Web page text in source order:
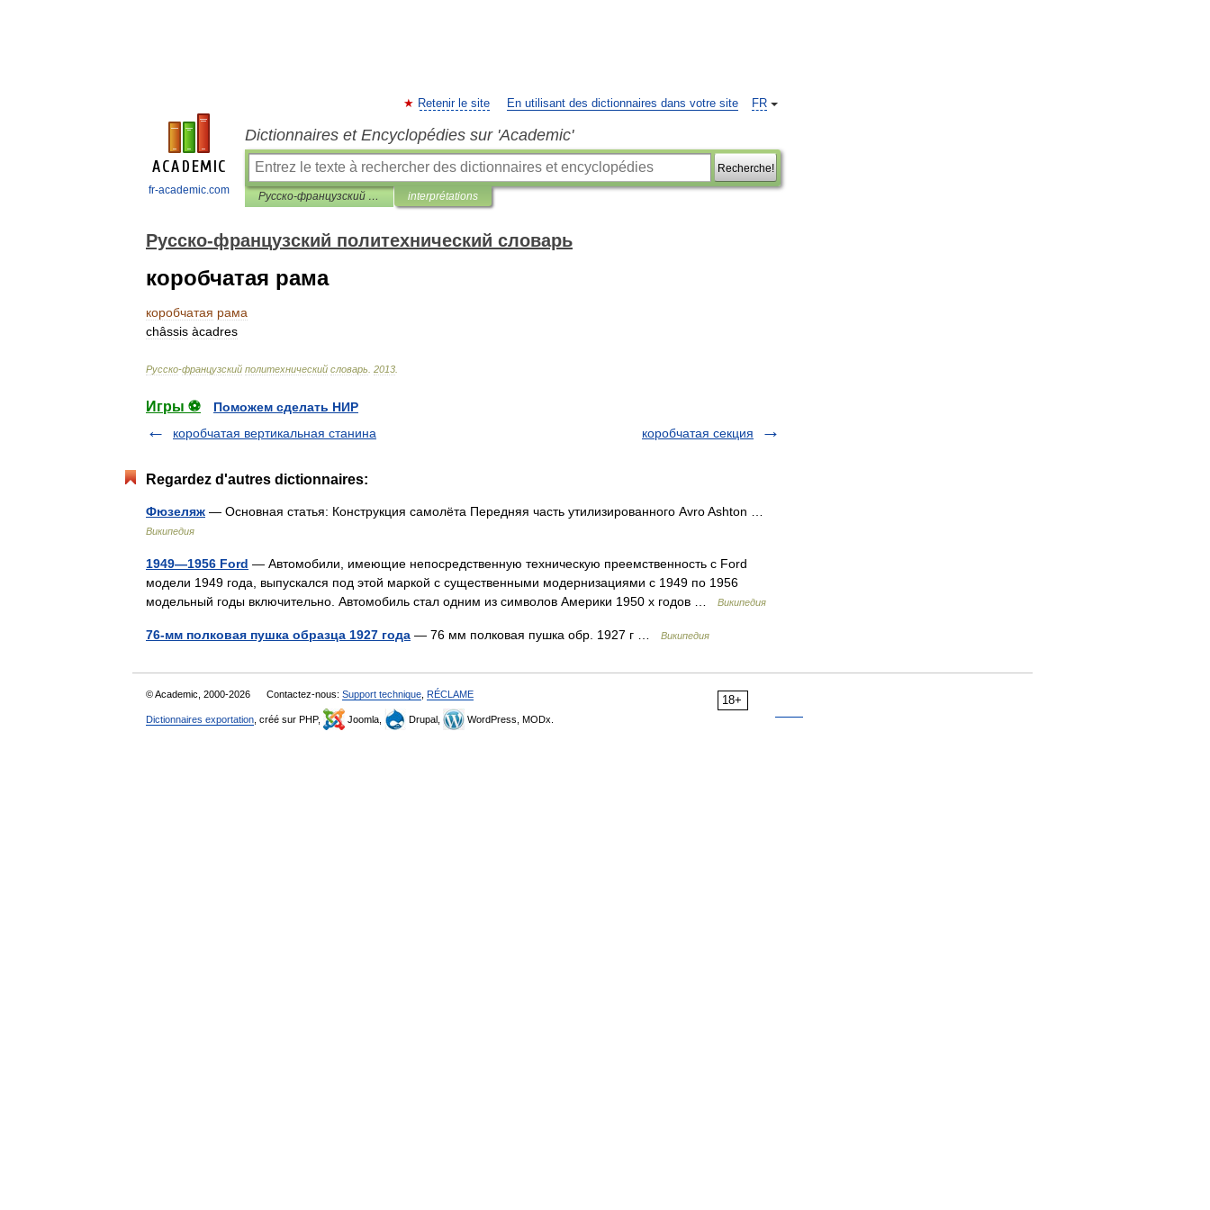
fr-academic.com
FR
Retenir le site En utilisant des dictionnaires dans votre site
Dictionnaires et Encyclopédies sur 'Academic'
Recherche!
Русско-французский политехнический словарь interprétations
Русско-французский политехнический словарь
коробчатая рама
коробчатая рама
châssis àcadres
Русско-французский политехнический словарь 2013
Игры ⚽
Поможем сделать НИР
коробчатая вертикальная станина
коробчатая секция
Regardez d'autres dictionnaires:
Фюзеляж — Основная статья: Конструкция самолёта Передняя часть утилизированного Avro Ashton …
Википедия
1949—1956 Ford — Автомобили, имеющие непосредственную техническую преемственность с Ford
модели 1949 года, выпускался под этой маркой с существенными модернизациями с 1949 по 1956
модельный годы включительно. Автомобиль стал одним из символов Америки 1950 х годов …
Википедия
76-мм полковая пушка образца 1927 года — 76 мм полковая пушка обр. 1927 г … Википедия
18+
© Academic, 2000-2026 Contactez-nous: Support technique RÉCLAME
Dictionnaires exportation , créé sur PHP, Joomla, Drupal, WordPress, MODx.